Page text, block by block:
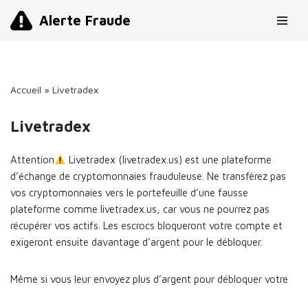
Alerte Fraude
Accueil » Livetradex
Livetradex
Attention
Livetradex (livetradex.us) est une plateforme
d’échange de cryptomonnaies frauduleuse. Ne transférez pas
vos cryptomonnaies vers le portefeuille d’une fausse
plateforme comme livetradex.us, car vous ne pourrez pas
récupérer vos actifs. Les escrocs bloqueront votre compte et
exigeront ensuite davantage d’argent pour le débloquer.
Même si vous leur envoyez plus d’argent pour débloquer votre